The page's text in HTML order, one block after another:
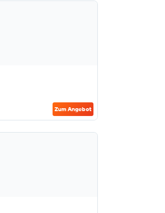
Zum Angebot